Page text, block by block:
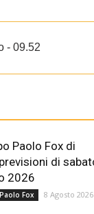
- 09.52
Paolo Fox di
di
2026
Fox 8 Agosto 2026